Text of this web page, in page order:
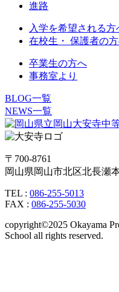
進路
入学を希望される方
在校生・ 保護者の
卒業生の方へ
事務室より
BLOG一覧
NEWS一覧
〒700-8761
岡山県岡山市北区北長瀬
TEL : 086-255-5013
FAX : 086-255-5030
copyright©2025 Okayama
School all rights reserved.